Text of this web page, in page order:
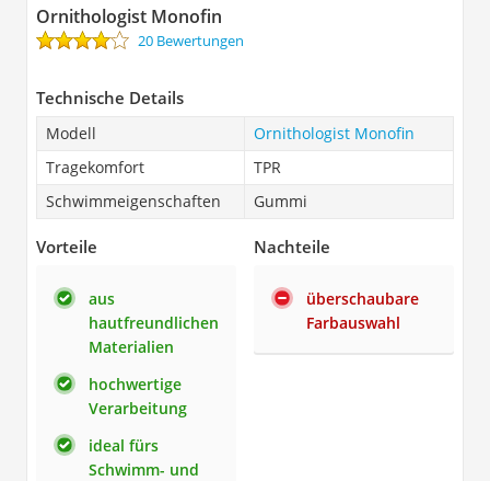
Ornithologist Monofin
20 Bewertungen
Technische Details
Modell
Ornithologist Monofin
Tragekomfort
TPR
Schwimmeigenschaften
Gummi
Vorteile
aus
hautfreundlichen
Materialien
hochwertige
Verarbeitung
ideal fürs
Schwimm- und
Nachteile
überschaubare
Farbauswahl